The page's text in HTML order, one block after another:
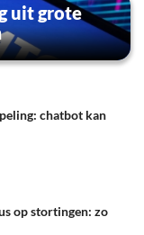
uit grote
chatbot kan
op stortingen: zo